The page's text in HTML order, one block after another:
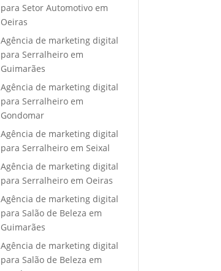
para Setor Automotivo em
Oeiras
Agência de marketing digital
para Serralheiro em
Guimarães
Agência de marketing digital
para Serralheiro em
Gondomar
Agência de marketing digital
para Serralheiro em Seixal
Agência de marketing digital
para Serralheiro em Oeiras
Agência de marketing digital
para Salão de Beleza em
Guimarães
Agência de marketing digital
para Salão de Beleza em